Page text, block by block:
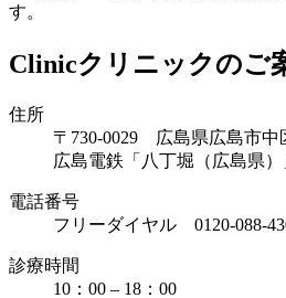
す。
Clinicクリニックのご
住所
〒730-0029 広島県広島市中
広島電鉄「八丁堀（広島県
電話番号
フリーダイヤル 0120-088-
診療時間
10：00 – 18：00